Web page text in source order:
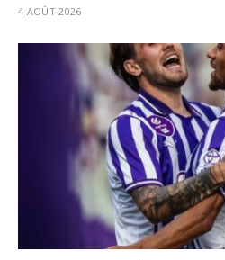
4 AOÛT 2026